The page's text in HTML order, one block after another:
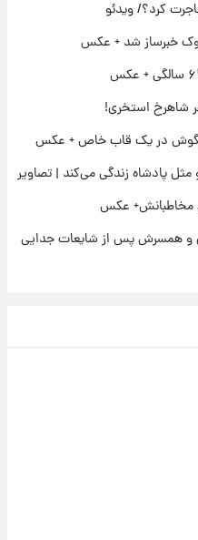
رهبر شهید روی آنتن زنده
کرد؟/ ویدئو
خبرساز شد + عکس
شاهرخ استخری!
گوگوش در یک قاب خاص + عکس
پادشاه زندگی می‌کند | تصاویر
مخاطبانش+ عکس
و همسرش پس از شایعات جدایی